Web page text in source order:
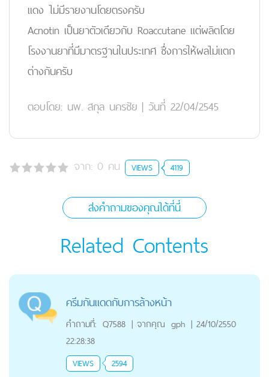
แดง ไม่มีรายงานโดยตรงครับ
Acnotin เป็นยาตัวเดียวกับ Roaccutane แต่ผลิตโดย
โรงงานยาที่มีมาตรฐานในประเทศ ซึ่งการให้ผลไม่แตก
ต่างกันครับ
ตอบโดย: นพ. สกุล นครชัย | วันที่ 22/04/2545
จาก: 0 คน VIEWS 4119
ส่งคำถามของคุณได้ที่นี่
Related Contents
ครีมกันแดดกับการล้างหน้า
คำถามที่: Q7588 | จากคุณ gph | 24/10/2550
22:28:38
VIEWS 2594